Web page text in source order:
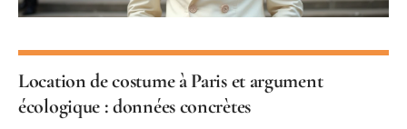
Location de costume à Paris et argument
écologique : données concrètes